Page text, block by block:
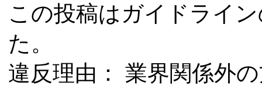
この投稿はガイドライ
た。
違反理由： 業界関係外